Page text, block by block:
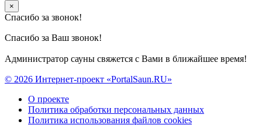
×
Спасибо за звонок!
Спасибо за Ваш звонок!
Администратор сауны свяжется с Вами в ближайшее время!
© 2026 Интернет-проект «PortalSaun.RU»
О проекте
Политика обработки персональных данных
Политика использования файлов cookies